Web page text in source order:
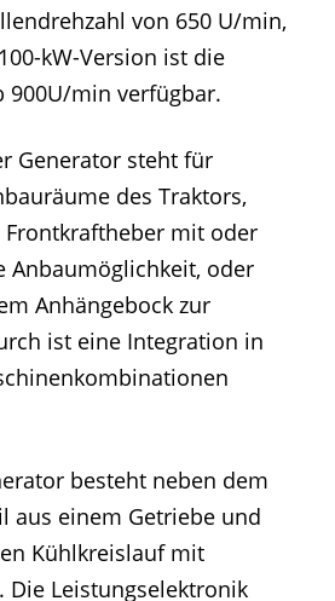
von 650 U/min,
kW-Version ist die
900U/min verfügbar.
Generator steht für
des Traktors,
mit oder
Anbaumöglichkeit, oder
Anhängebock zur
ist eine Integration in
besteht neben dem
aus einem Getriebe und
Kühlkreislauf mit
Die Leistungselektronik